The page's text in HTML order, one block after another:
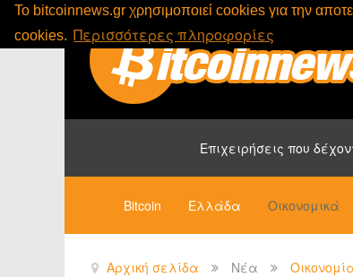
To bitcoinnews.gr χρησιμοποιεί cookies για την
cookies. Περισσότερες πληροφορίες
Επιχειρήσεις που
Bitcoin Ελλάδα Οικονομικά
Αρχική σελίδα Νέα